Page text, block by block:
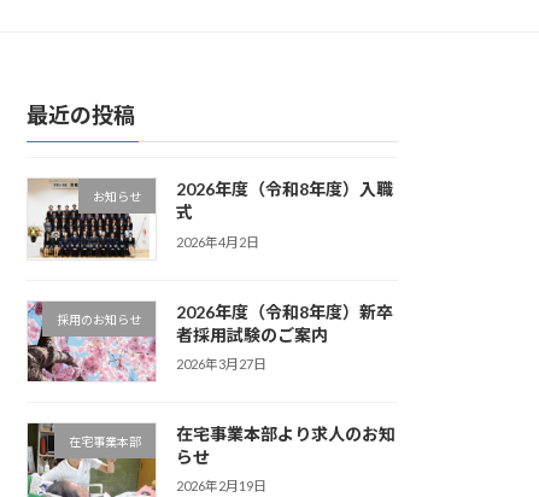
最近の投稿
お知らせ
2026年度（令和8年度）入職
式
2026年4月2日
採用のお知らせ
2026年度（令和8年度）新卒
者採用試験のご案内
2026年3月27日
在宅事業本部
在宅事業本部より求人のお知
らせ
2026年2月19日